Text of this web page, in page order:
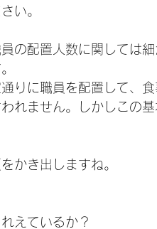
い。
の配置人数に関しては
りに職員を配置して、
れません。しかしこの
かき出しますね。
えているか？